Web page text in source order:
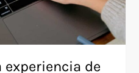
de